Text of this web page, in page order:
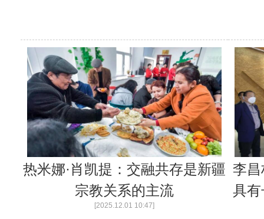
热米娜·肖凯提：交融共存是新疆
宗教关系的主流
[2025.12.01 10:47]
李
具